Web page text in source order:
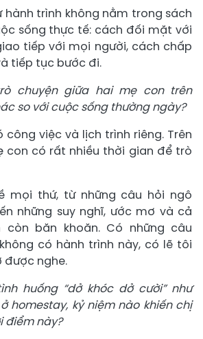
hành trình không nằm trong sách
sống thực tế: cách đối mặt với
tiếp với mọi người, cách chấp
tiếp tục bước đi.
chuyện giữa hai mẹ con trên
so với cuộc sống thường ngày?
công việc và lịch trình riêng. Trên
con có rất nhiều thời gian để trò
mọi thứ, từ những câu hỏi ngô
những suy nghĩ, ước mơ và cả
còn băn khoăn. Có những câu
có hành trình này, có lẽ tôi
được nghe.
huống “dở khóc dở cười” như
homestay, kỷ niệm nào khiến chị
điểm này?